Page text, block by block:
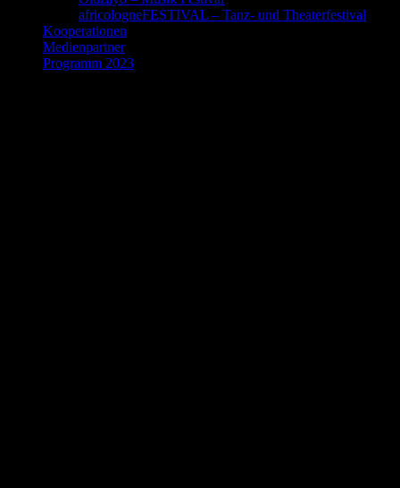
africologneFESTIVAL – Tanz- und Theaterfestival
Kooperationen
Medienpartner
Programm 2023